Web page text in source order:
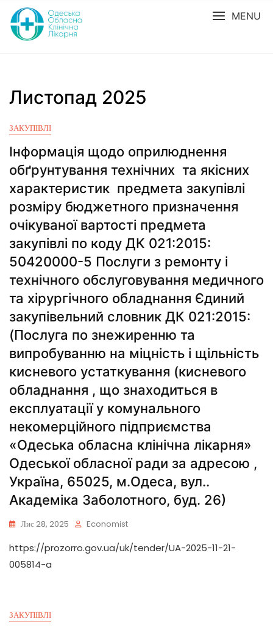
MENU
Листопад 2025
ЗАКУПІВЛІ
Інформація щодо оприлюднення
обґрунтування технічних та якісних
характеристик предмета закупівлі
розміру бюджетного призначення
очікуваної вартості предмета
закупівлі по коду ДК 021:2015:
50420000-5 Послуги з ремонту і
технічного обслуговування медичного
та хірургічного обладнання Єдиний
закупівельний словник ДК 021:2015:
(Послуга по знежиренню та
випробуванню на міцність і щільність
кисневого устаткування (кисневого
обладнання , що знаходиться в
експлуатації у комунального
некомерційного підприємства
«Одеська обласна клінічна лікарня»
Одеської обласної ради за адресою ,
Україна, 65025, м.Одеса, вул..
Академіка Заболотного, буд. 26)
Лис 28, 2025 Economist
https://prozorro.gov.ua/uk/tender/UA-2025-11-21-
005814-a
ЗАКУПІВЛІ